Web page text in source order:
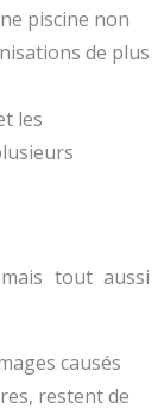
piscine non
de plus
les
tout aussi
causés
restent de